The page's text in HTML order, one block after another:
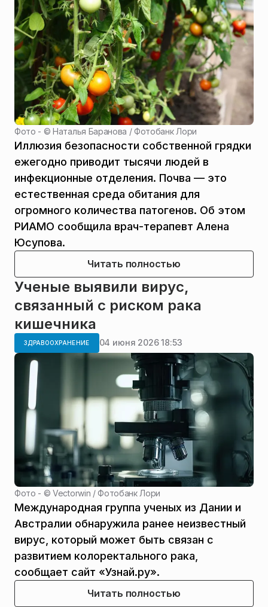
Фото - ©Наталья Баранова / Фотобанк Лори
Иллюзия безопасности собственной грядки
ежегодно приводит тысячи людей в
инфекционные отделения. Почва — это
естественная среда обитания для
огромного количества патогенов. Об этом
РИАМО сообщила врач-терапевт Алена
Юсупова.
Читать полностью
Ученые выявили вирус,
связанный с риском рака
кишечника
ЗДРАВООХРАНЕНИЕ 04 июня 2026 18:53
Фото - ©Vectorwin / Фотобанк Лори
Международная группа ученых из Дании и
Австралии обнаружила ранее неизвестный
вирус, который может быть связан с
развитием колоректального рака,
сообщает сайт «Узнай.ру».
Читать полностью